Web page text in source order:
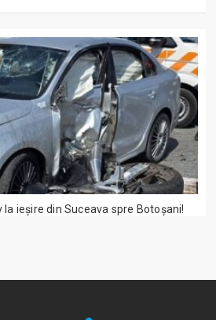
ieșire din Suceava spre Botoșani!